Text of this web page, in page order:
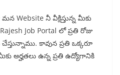
మన Website నీ వీక్షిస్తున్న మీకు
Job Portal లో ప్రతి రోజు
కావున ప్రతి ఒక్కరూ
అర్హతలు ఉన్న ప్రతి ఉద్యోగానికి